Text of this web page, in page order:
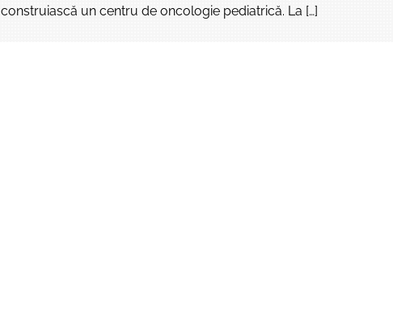
construiască un centru de oncologie pediatrică. La […]